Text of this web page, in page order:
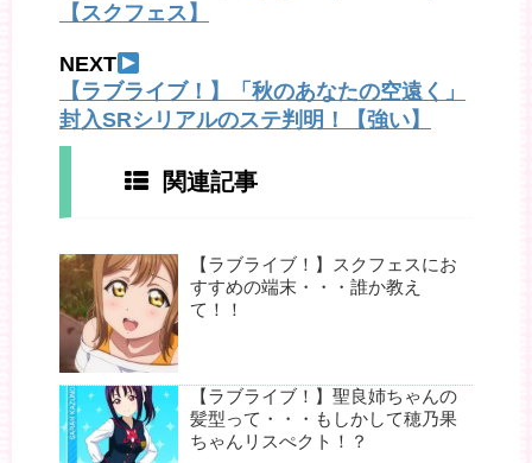
【スクフェス】
NEXT
【ラブライブ！】「秋のあなたの空遠く」
封入SRシリアルのステ判明！【強い】
関連記事
【ラブライブ！】スクフェスにお
すすめの端末・・・誰か教え
て！！
【ラブライブ！】聖良姉ちゃんの
髪型って・・・もしかして穂乃果
ちゃんリスぺクト！？